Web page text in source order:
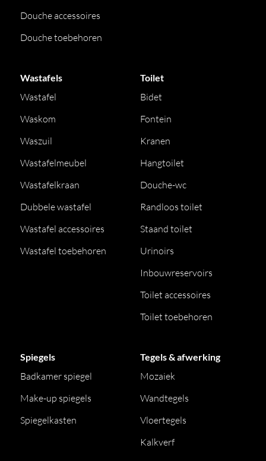
Douche accessoires
Douche toebehoren
Wastafels
Wastafel
Waskom
Waszuil
Wastafelmeubel
Wastafelkraan
Dubbele wastafel
Wastafel accessoires
Wastafel toebehoren
Toilet
Bidet
Fontein
Kranen
Hangtoilet
Douche-wc
Randloos toilet
Staand toilet
Urinoirs
Inbouwreservoirs
Toilet accessoires
Toilet toebehoren
Spiegels
Badkamer spiegel
Make-up spiegels
Spiegelkasten
Tegels & afwerking
Mozaiek
Wandtegels
Vloertegels
Kalkverf